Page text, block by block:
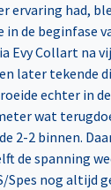
ervaring had,
in de beginfase
Evy Collart na
later tekende
echter in
wat
2-2 binnen.
de spanning
Spes nog altijd